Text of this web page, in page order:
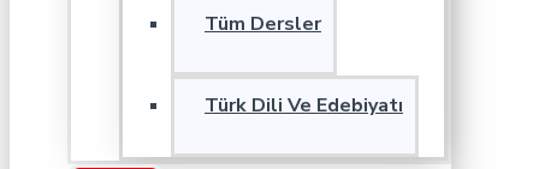
Tüm Dersler
Türk Dili Ve Edebiyatı